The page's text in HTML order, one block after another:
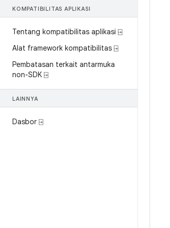
KOMPATIBILITAS APLIKASI
Tentang kompatibilitas aplikasi ⍈
Alat framework kompatibilitas ⍈
Pembatasan terkait antarmuka
non-SDK ⍈
LAINNYA
Dasbor ⍈